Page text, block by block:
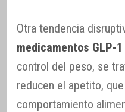
Otra tendencia
medicamentos GLP-1
control del peso, se
reducen el apetito,
comportamiento